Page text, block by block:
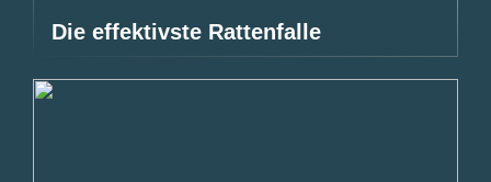
Die effektivste Rattenfalle